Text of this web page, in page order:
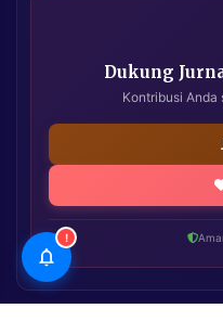
Dukung
Kontribusi Anda
!